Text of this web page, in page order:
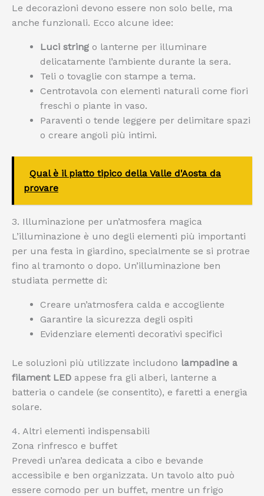
Le decorazioni devono essere non solo belle, ma
anche funzionali. Ecco alcune idee:
Luci string o lanterne per illuminare
delicatamente l’ambiente durante la sera.
Teli o tovaglie con stampe a tema.
Centrotavola con elementi naturali come fiori
freschi o piante in vaso.
Paraventi o tende leggere per delimitare spazi
o creare angoli più intimi.
Qual è il piatto tipico della Valle d'Aosta da
provare
3. Illuminazione per un’atmosfera magica
L’illuminazione è uno degli elementi più importanti
per una festa in giardino, specialmente se si protrae
fino al tramonto o dopo. Un’illuminazione ben
studiata permette di:
Creare un’atmosfera calda e accogliente
Garantire la sicurezza degli ospiti
Evidenziare elementi decorativi specifici
Le soluzioni più utilizzate includono lampadine a
filament LED appese fra gli alberi, lanterne a
batteria o candele (se consentito), e faretti a energia
solare.
4. Altri elementi indispensabili
Zona rinfresco e buffet
Prevedi un’area dedicata a cibo e bevande
accessibile e ben organizzata. Un tavolo alto può
essere comodo per un buffet, mentre un frigo